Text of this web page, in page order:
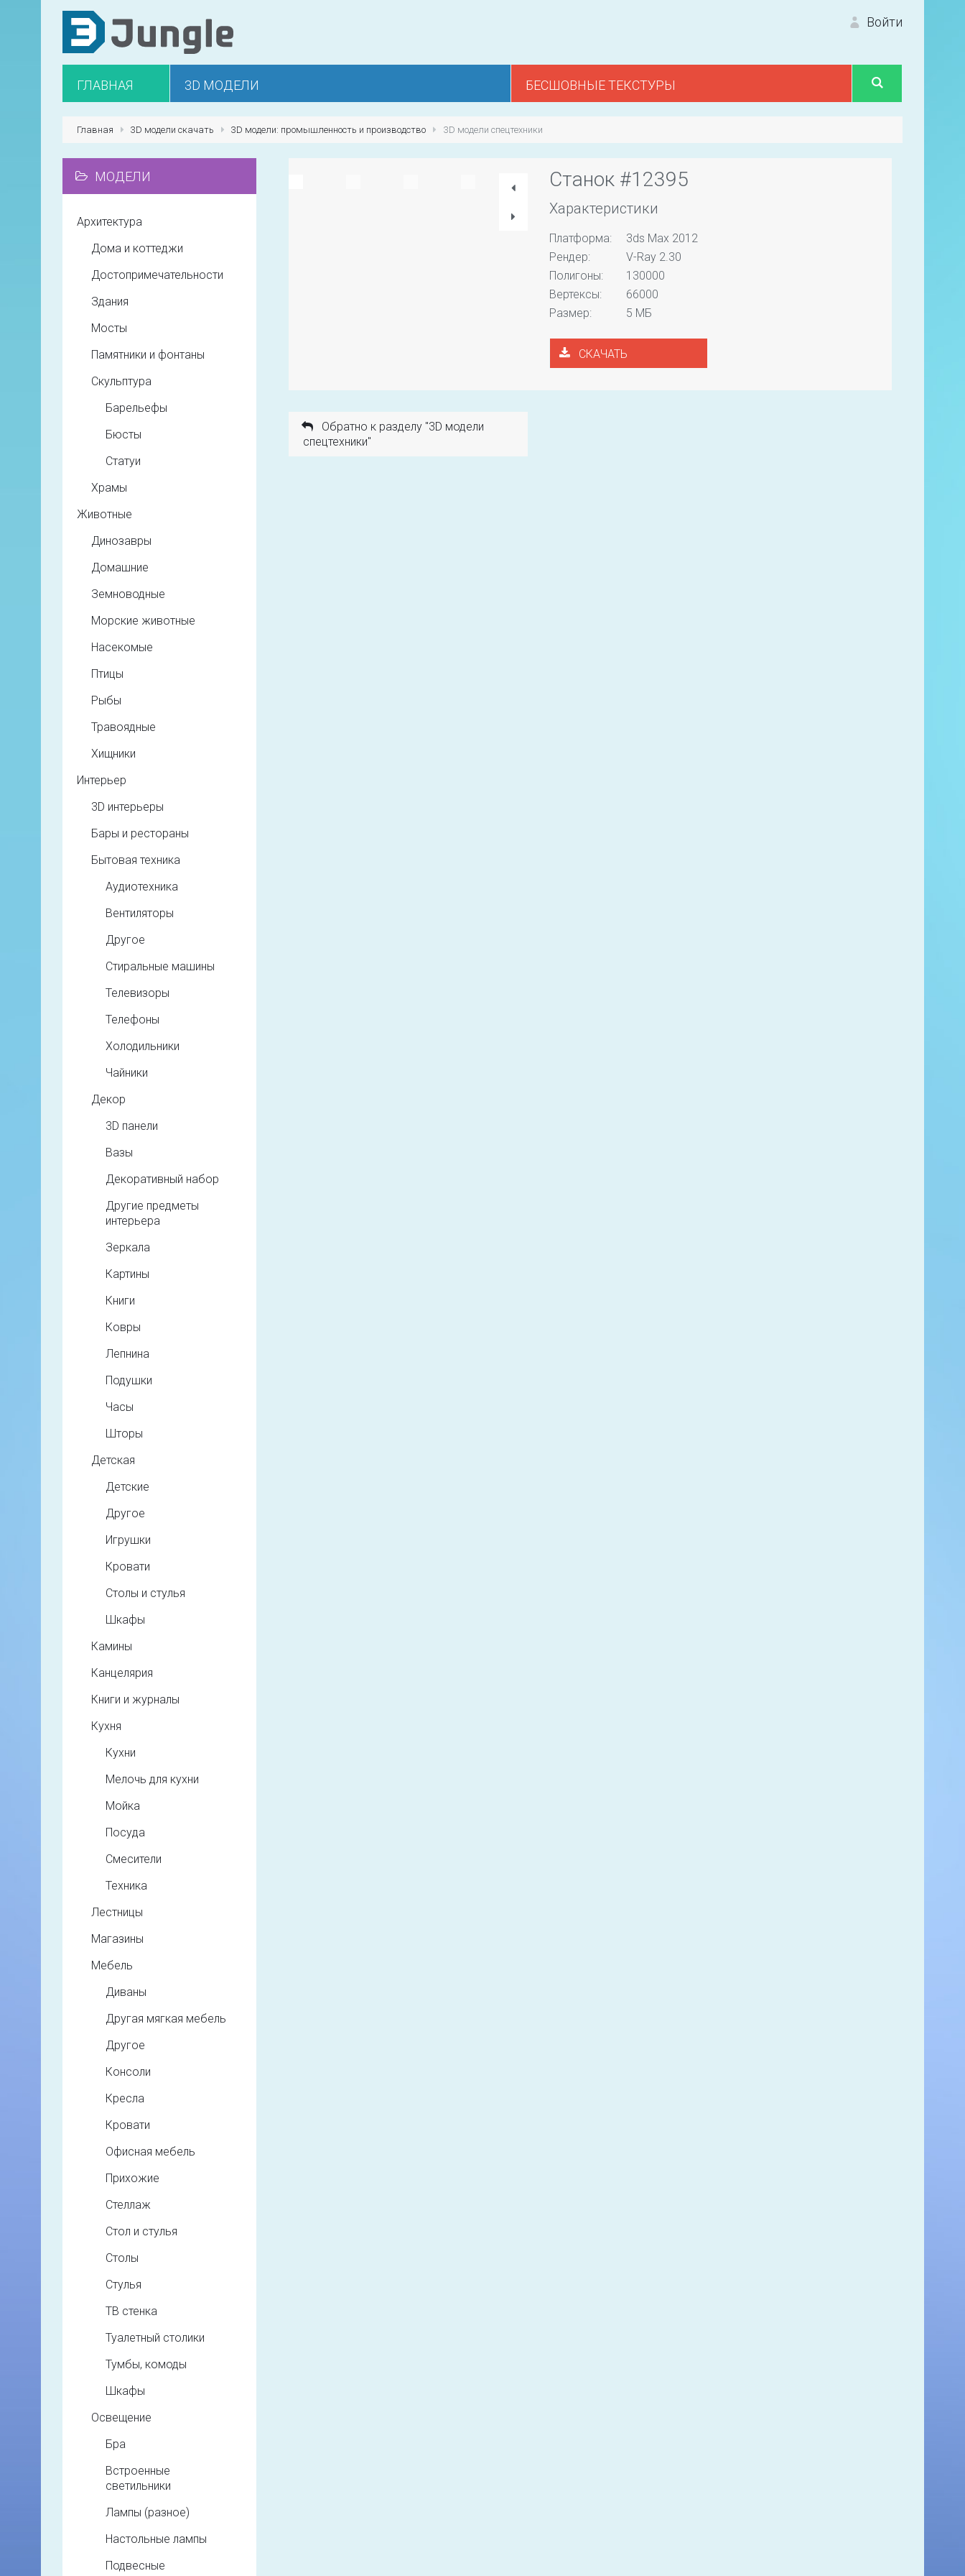
Войти
ГЛАВНАЯ 3D МОДЕЛИ БЕСШОВНЫЕ ТЕКСТУРЫ
Главная 3D модели скачать 3D модели: промышленность и производство 3D модели спецтехники
Станок #12395
Характеристики
Платформа:
3ds Max 2012
Рендер:
V-Ray 2.30
Полигоны:
130000
Вертексы:
66000
Размер:
5 МБ
СКАЧАТЬ
Обратно к разделу "3D модели
спецтехники"
МОДЕЛИ
Архитектура
Дома и коттеджи
Достопримечательности
Здания
Мосты
Памятники и фонтаны
Скульптура
Барельефы
Бюсты
Статуи
Храмы
Животные
Динозавры
Домашние
Земноводные
Морские животные
Насекомые
Птицы
Рыбы
Травоядные
Хищники
Интерьер
3D интерьеры
Бары и рестораны
Бытовая техника
Аудиотехника
Вентиляторы
Другое
Стиральные машины
Телевизоры
Телефоны
Холодильники
Чайники
Декор
3D панели
Вазы
Декоративный набор
Другие предметы
интерьера
Зеркала
Картины
Книги
Ковры
Лепнина
Подушки
Часы
Шторы
Детская
Детские
Другое
Игрушки
Кровати
Столы и стулья
Шкафы
Камины
Канцелярия
Книги и журналы
Кухня
Кухни
Мелочь для кухни
Мойка
Посуда
Смесители
Техника
Лестницы
Магазины
Мебель
Диваны
Другая мягкая мебель
Другое
Консоли
Кресла
Кровати
Офисная мебель
Прихожие
Стеллаж
Стол и стулья
Столы
Стулья
ТВ стенка
Туалетный столики
Тумбы, комоды
Шкафы
Освещение
Бра
Встроенные
светильники
Лампы (разное)
Настольные лампы
Подвесные